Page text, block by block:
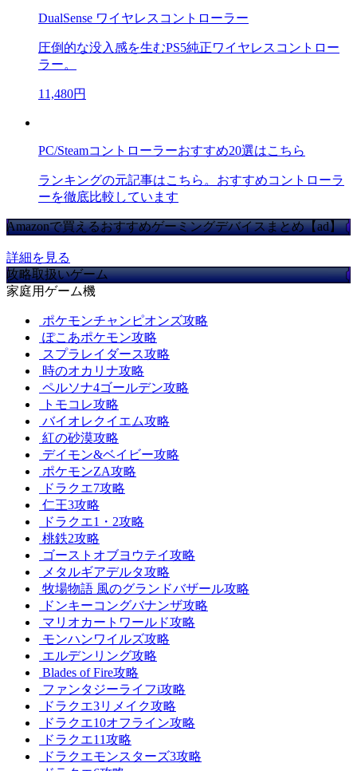
DualSense ワイヤレスコントローラー
圧倒的な没入感を生むPS5純正ワイヤレスコントロー
ラー。
11,480円
PC/Steamコントローラーおすすめ20選はこちら
ランキングの元記事はこちら。おすすめコントローラ
ーを徹底比較しています
Amazonで買えるおすすめゲーミングデバイスまとめ【ad】
詳細を見る
攻略取扱いゲーム
家庭用ゲーム機
ポケモンチャンピオンズ攻略
ぽこあポケモン攻略
スプラレイダース攻略
時のオカリナ攻略
ペルソナ4ゴールデン攻略
トモコレ攻略
バイオレクイエム攻略
紅の砂漠攻略
デイモン&ベイビー攻略
ポケモンZA攻略
ドラクエ7攻略
仁王3攻略
ドラクエ1・2攻略
桃鉄2攻略
ゴーストオブヨウテイ攻略
メタルギアデルタ攻略
牧場物語 風のグランドバザール攻略
ドンキーコングバナンザ攻略
マリオカートワールド攻略
モンハンワイルズ攻略
エルデンリング攻略
Blades of Fire攻略
ファンタジーライフi攻略
ドラクエ3リメイク攻略
ドラクエ10オフライン攻略
ドラクエ11攻略
ドラクエモンスターズ3攻略